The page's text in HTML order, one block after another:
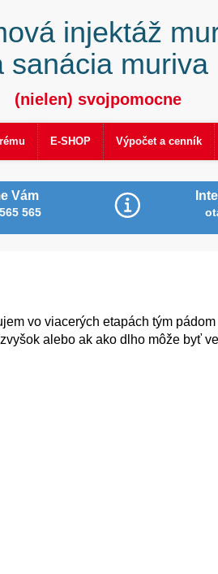
E-SHOP Výpočet a cenník
injektáž
sanácia muriva
(nielen) svojpomocne
Vám
565
vo viacerých etapách tým
alebo ak ako dlho môže byť